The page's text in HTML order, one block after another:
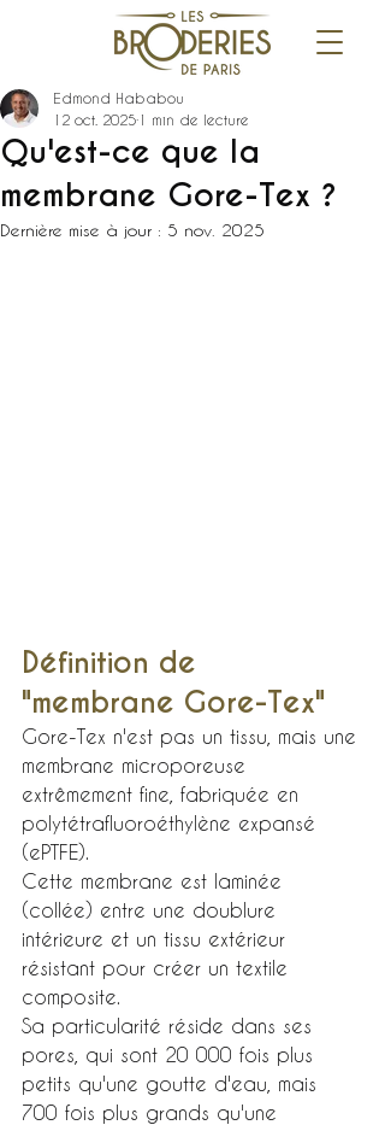
Qu'est-ce que la
membrane Gore-Tex ?
Edmond Hababou
12 oct. 2025 1 min de lecture
Dernière mise à jour : 5 nov. 2025
Définition de
"membrane Gore-Tex"
Gore-Tex n'est pas un tissu, mais une
membrane microporeuse
extrêmement fine, fabriquée en
polytétrafluoroéthylène expansé
(ePTFE).
Cette membrane est laminée
(collée) entre une doublure
intérieure et un tissu extérieur
résistant pour créer un textile
composite.
Sa particularité réside dans ses
pores, qui sont 20 000 fois plus
petits qu'une goutte d'eau, mais
700 fois plus grands qu'une